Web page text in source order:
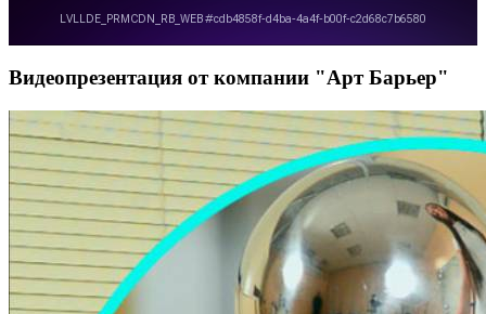
Видеопрезентация от компании "Арт Барьер"